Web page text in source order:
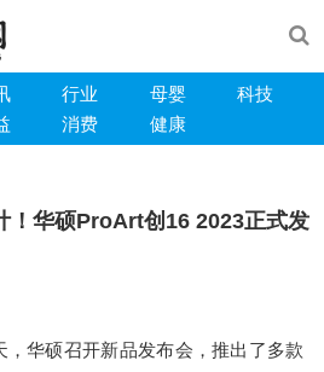
行业 母婴
科技
消费 健康
！华硕ProArt创16 2023正式发
华硕召开新品发布会，推出了多款